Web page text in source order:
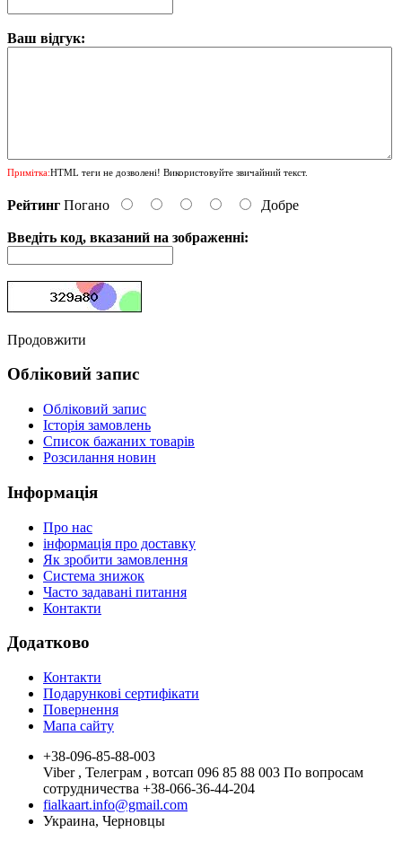
Ваш відгук:
Примітка:HTML теги не дозволені! Використовуйте звичайний текст.
Рейтинг Погано Добре
Введіть код, вказаний на зображенні:
Продовжити
Обліковий запис
Обліковий запис
Історія замовлень
Список бажаних товарів
Розсилання новин
Інформація
Про нас
інформація про доставку
Як зробити замовлення
Система знижок
Часто задавані питання
Контакти
Додатково
Контакти
Подарункові сертифікати
Повернення
Мапа сайту
+38-096-85-88-003
Viber , Телеграм , вотсап 096 85 88 003 По вопросам
сотрудничества +38-066-36-44-204
fialkaart.info@gmail.com
Украина, Черновцы